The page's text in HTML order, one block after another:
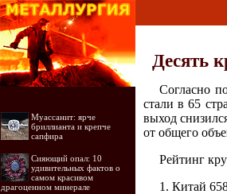
Муассанит: ярче
бриллианта и крепче
сапфира
Сияющий опал: 10
удивительных фактов о
самом красивом
драгоценном минерале
Десять
Согласно
стали в 65
выход
от общего
Рейтинг
1. Китай